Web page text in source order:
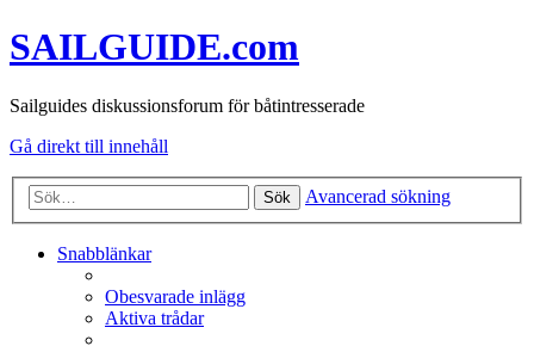
SAILGUIDE.com
Sailguides diskussionsforum för båtintresserade
Gå direkt till innehåll
Sök Avancerad sökning
Snabblänkar
Obesvarade inlägg
Aktiva trådar